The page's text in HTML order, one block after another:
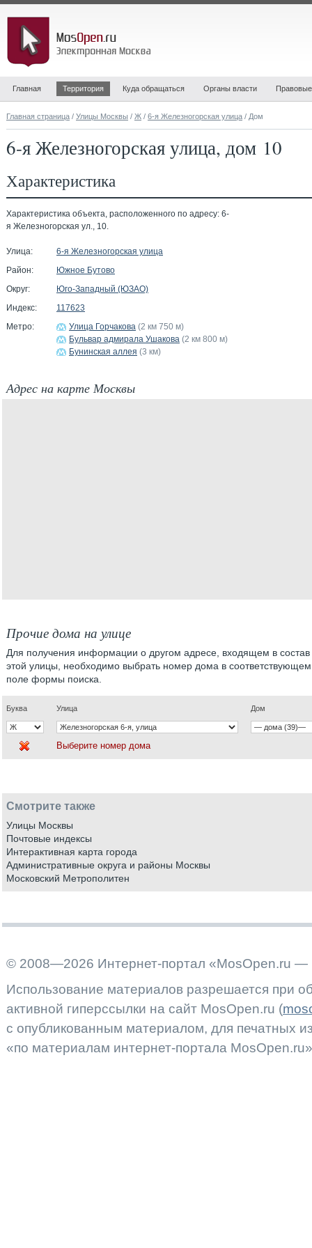
Главная Территория Куда обращаться Органы власти
Главная страница / Улицы Москвы / Ж / 6-я Железногорская улица / Дом
6-я Железногорская улица, дом 10
Характеристика
Характеристика объекта, расположенного по адресу: 6-
я Железногорская ул., 10.
Улица:
6-я Железногорская улица
Район:
Южное Бутово
Округ:
Юго-Западный (ЮЗАО)
Индекс:
117623
Метро:
Улица Горчакова (2 км 750 м)
Бульвар адмирала Ушакова (2 км 800 м)
Бунинская аллея (3 км)
Адрес на карте Москвы
Прочие дома на улице
Для получения информации о другом адресе, входящем в состав
этой улицы, необходимо выбрать номер дома в соответствующем
поле формы поиска.
Буква Улица Дом
Выберите номер дома
Смотрите также
Улицы Москвы
Почтовые индексы
Интерактивная карта города
Административные округа и районы Москвы
Московский Метрополитен
© 2008—2026 Интернет-портал «MosOpen.ru —
Использование материалов разрешается при
активной гиперссылки на сайт MosOpen.ru (
с опубликованным материалом, для печатных
«по материалам интернет-портала